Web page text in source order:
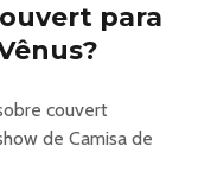
para
couvert
de Camisa de